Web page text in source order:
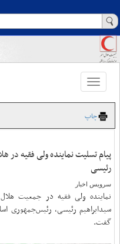
Toggle
navigation
چاپ
پیام تسلیت نماینده ولی فقیه در
رئیسی
سرویس اخبار
نماینده ولی فقیه در جمعیت
سیدابراهیم رئیسی، رئیس‌جمهوری
گفت.